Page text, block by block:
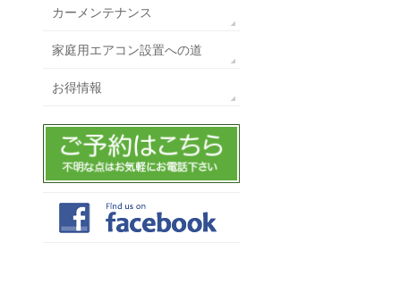
カーメンテナンス
家庭用エアコン設置への道
お得情報